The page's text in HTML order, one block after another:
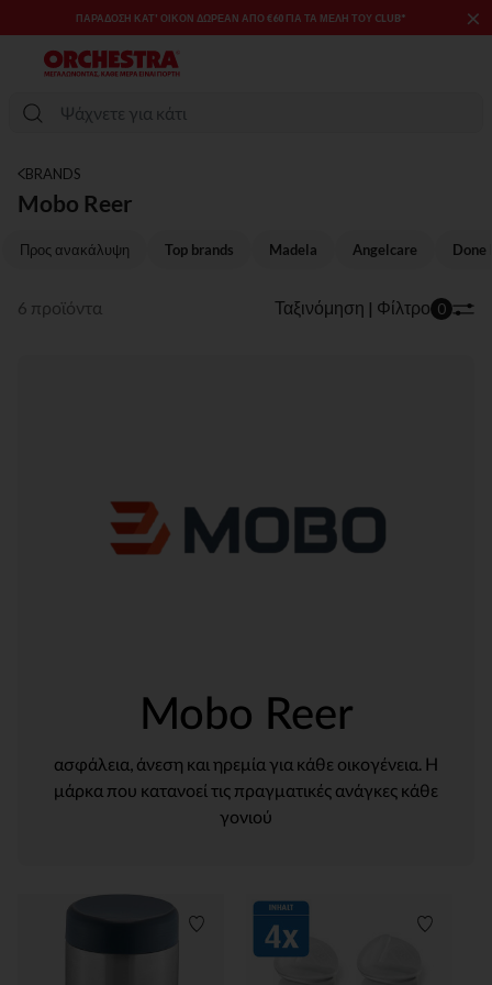
ΠΑΡΆΔΟΣΗ ΚΑΤ' ΟΊΚΟΝ ΔΩΡΕΑΝ ΑΠΌ €60 ΓΙΑ ΤΑ ΜΈΛΗ ΤΟΥ CLUB* ×
BRANDS
Mobo Reer
Προς ανακάλυψη Top brands Madela Angelcare Done
6 προϊόντα Ταξινόμηση | Φίλτρο 0
Mobo Reer
ασφάλεια, άνεση και ηρεμία για κάθε οικογένεια. Η
μάρκα που κατανοεί τις πραγματικές ανάγκες κάθε
γονιού
Λίστα προτιμήσεων Λίστα